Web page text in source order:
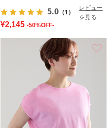
5.0 （1）
レビュー
を見る
¥2,145 -50%OFF-